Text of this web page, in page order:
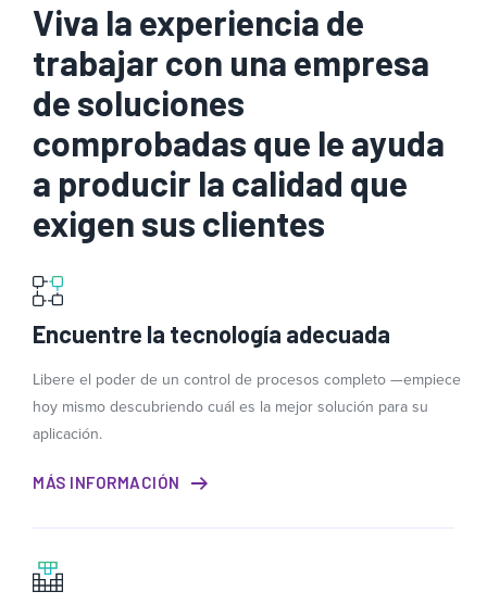
Viva la experiencia de
trabajar con una empresa
de soluciones
comprobadas que le ayuda
a producir la calidad que
exigen sus clientes
Encuentre la tecnología adecuada
Libere el poder de un control de procesos completo —empiece
hoy mismo descubriendo cuál es la mejor solución para su
aplicación.
MÁS INFORMACIÓN